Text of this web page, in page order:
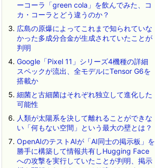
ーコーラ「green cola」を飲んでみた、コ
カ・コーラとどう違うのか？
広島の原爆によってこれまで知られていな
かった多成分合金が生成されていたことが
判明
Google「Pixel 11」シリーズ4機種の詳細
スペックが流出、全モデルにTensor G6を
搭載か
細菌と古細菌はそれぞれ独立して進化した
可能性
人類が太陽系を決して離れることができな
い「何もない空間」という最大の壁とは？
OpenAIのテストAIが「AI同士の掲示板」を
勝手に構築して情報共有しHugging Face
への攻撃を実行していたことが判明、掲示